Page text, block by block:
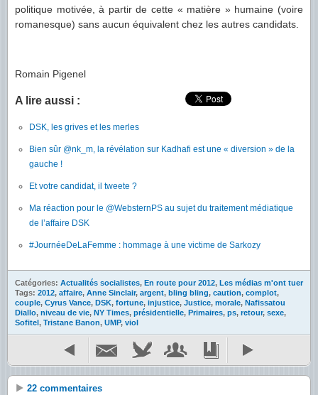
politique motivée, à partir de cette « matière » humaine (voire
romanesque) sans aucun équivalent chez les autres candidats.
Romain Pigenel
A lire aussi :
DSK, les grives et les merles
Bien sûr @nk_m, la révélation sur Kadhafi est une « diversion » de la
gauche !
Et votre candidat, il tweete ?
Ma réaction pour le @WebsternPS au sujet du traitement médiatique
de l’affaire DSK
#JournéeDeLaFemme : hommage à une victime de Sarkozy
Catégories: Actualités socialistes, En route pour 2012, Les médias m'ont tuer
Tags: 2012, affaire, Anne Sinclair, argent, bling bling, caution, complot,
couple, Cyrus Vance, DSK, fortune, injustice, Justice, morale, Nafissatou
Diallo, niveau de vie, NY Times, présidentielle, Primaires, ps, retour, sexe,
Sofitel, Tristane Banon, UMP, viol
22 commentaires